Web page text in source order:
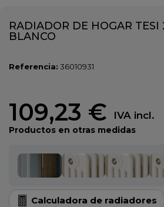
RADIADOR DE HOGAR
BLANCO
Referencia: 36010931
109,23 € IVA incl.
Productos en otras medidas
Calculadora de radiadores